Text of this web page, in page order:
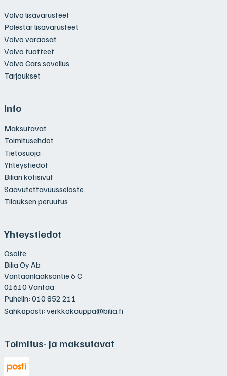
Volvo lisävarusteet
Polestar lisävarusteet
Volvo varaosat
Volvo tuotteet
Volvo Cars sovellus
Tarjoukset
Info
Maksutavat
Toimitusehdot
Tietosuoja
Yhteystiedot
Bilian kotisivut
Saavutettavuusseloste
Tilauksen peruutus
Yhteystiedot
Osoite
Bilia Oy Ab
Vantaanlaaksontie 6 C
01610 Vantaa
Puhelin: 010 852 211
Sähköposti: verkkokauppa@bilia.fi
Toimitus- ja maksutavat